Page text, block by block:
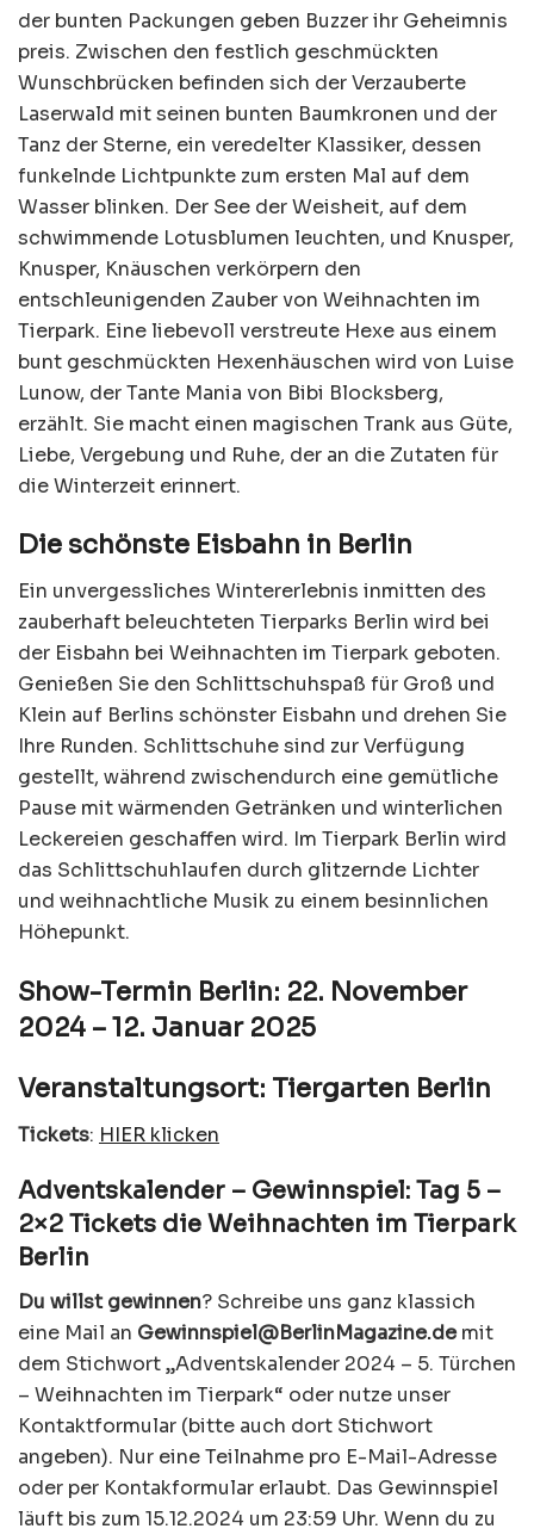
der bunten Packungen geben Buzzer ihr Geheimnis
preis. Zwischen den festlich geschmückten
Wunschbrücken befinden sich der Verzauberte
Laserwald mit seinen bunten Baumkronen und der
Tanz der Sterne, ein veredelter Klassiker, dessen
funkelnde Lichtpunkte zum ersten Mal auf dem
Wasser blinken. Der See der Weisheit, auf dem
schwimmende Lotusblumen leuchten, und Knusper,
Knusper, Knäuschen verkörpern den
entschleunigenden Zauber von Weihnachten im
Tierpark. Eine liebevoll verstreute Hexe aus einem
bunt geschmückten Hexenhäuschen wird von Luise
Lunow, der Tante Mania von Bibi Blocksberg,
erzählt. Sie macht einen magischen Trank aus Güte,
Liebe, Vergebung und Ruhe, der an die Zutaten für
die Winterzeit erinnert.
Die schönste Eisbahn in Berlin
Ein unvergessliches Wintererlebnis inmitten des
zauberhaft beleuchteten Tierparks Berlin wird bei
der Eisbahn bei Weihnachten im Tierpark geboten.
Genießen Sie den Schlittschuhspaß für Groß und
Klein auf Berlins schönster Eisbahn und drehen Sie
Ihre Runden. Schlittschuhe sind zur Verfügung
gestellt, während zwischendurch eine gemütliche
Pause mit wärmenden Getränken und winterlichen
Leckereien geschaffen wird. Im Tierpark Berlin wird
das Schlittschuhlaufen durch glitzernde Lichter
und weihnachtliche Musik zu einem besinnlichen
Höhepunkt.
Show-Termin Berlin: 22. November
2024 – 12. Januar 2025
Veranstaltungsort: Tiergarten Berlin
Tickets: HIER klicken
Adventskalender – Gewinnspiel: Tag 5 –
2×2 Tickets die Weihnachten im Tierpark
Berlin
Du willst gewinnen? Schreibe uns ganz klassich
eine Mail an Gewinnspiel@BerlinMagazine.demit
dem Stichwort „Adventskalender 2024 – 5. Türchen
– Weihnachten im Tierpark“ oder nutze unser
Kontaktformular (bitte auch dort Stichwort
angeben). Nur eine Teilnahme pro E-Mail-Adresse
oder per Kontakformular erlaubt. Das Gewinnspiel
läuft bis zum 15.12.2024 um 23:59 Uhr. Wenn du zu